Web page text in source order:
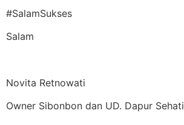
#SalamSukses
Salam
Novita Retnowati
Owner Sibonbon dan UD. Dapur Sehati